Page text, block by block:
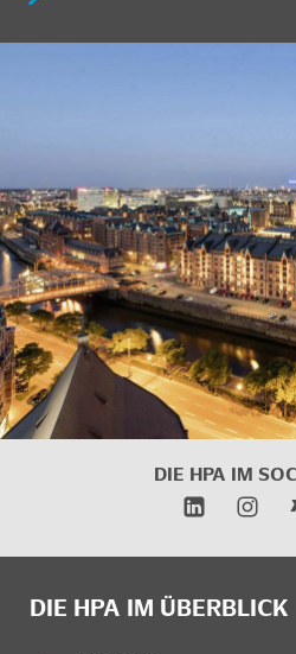
DIE HPA IM
DIE HPA IM ÜBERBLICK